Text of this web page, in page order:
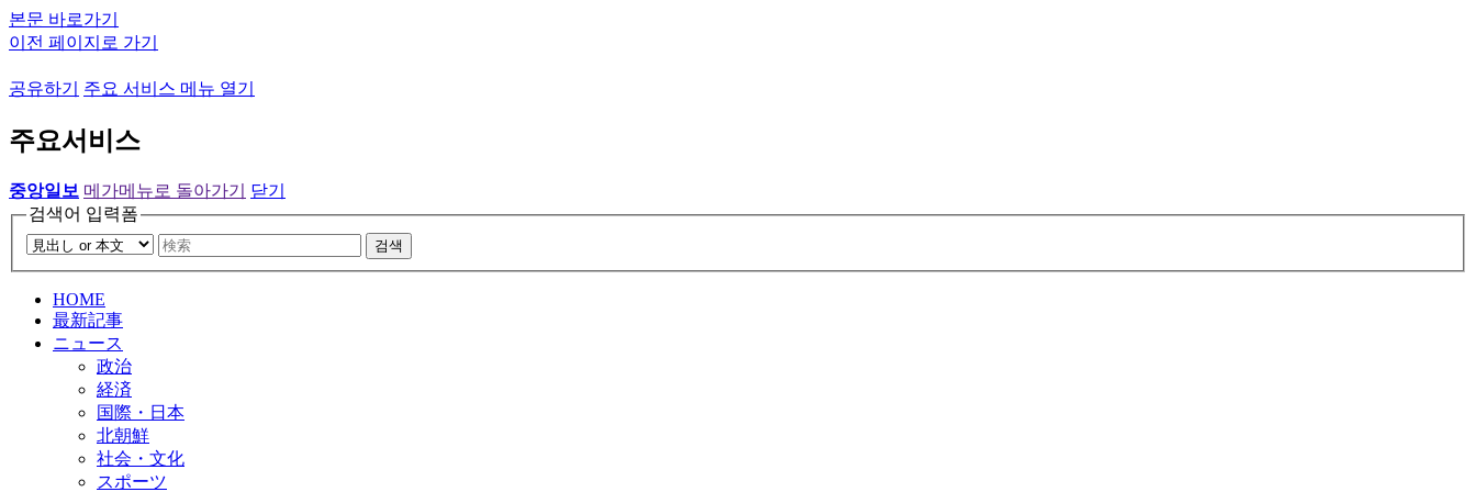
본문 바로가기
이전 페이지로 가기
공유하기 주요 서비스 메뉴 열기
주요서비스
중앙일보 메가메뉴로 돌아가기
닫기
검색어 입력폼
검색
HOME
最新記事
ニュース
政治
経済
国際・日本
北朝鮮
社会・文化
スポーツ